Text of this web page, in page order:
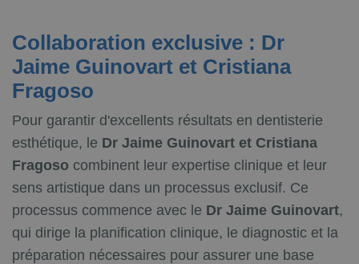
Collaboration exclusive : Dr
Jaime Guinovart et Cristiana
Fragoso
Pour garantir d'excellents résultats en dentisterie
esthétique, le Dr Jaime Guinovart et Cristiana
Fragoso combinent leur expertise clinique et leur
sens artistique dans un processus exclusif. Ce
processus commence avec le Dr Jaime Guinovart,
qui dirige la planification clinique, le diagnostic et la
préparation nécessaires pour assurer une base